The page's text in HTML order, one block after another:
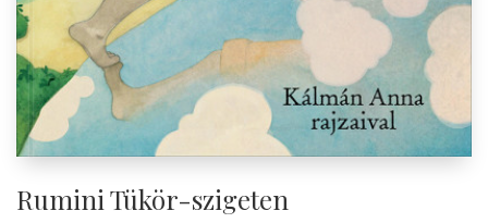
Rumini Tükör-szigeten